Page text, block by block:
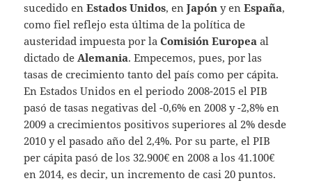
sucedido enEstados Unidos, en Japón y enEspaña,
como fiel reflejo esta última de la política de
austeridad impuesta por laComisión Europea al
dictado deAlemania. Empecemos, pues, por las
tasas de crecimiento tanto del país como per cápita.
En Estados Unidos en el periodo 2008-2015 el PIB
pasó de tasas negativas del -0,6% en 2008 y -2,8% en
2009 a crecimientos positivos superiores al 2% desde
2010 y el pasado año del 2,4%. Por su parte, el PIB
per cápita pasó de los 32.900€ en 2008 a los 41.100€
en 2014, es decir, un incremento de casi 20 puntos.